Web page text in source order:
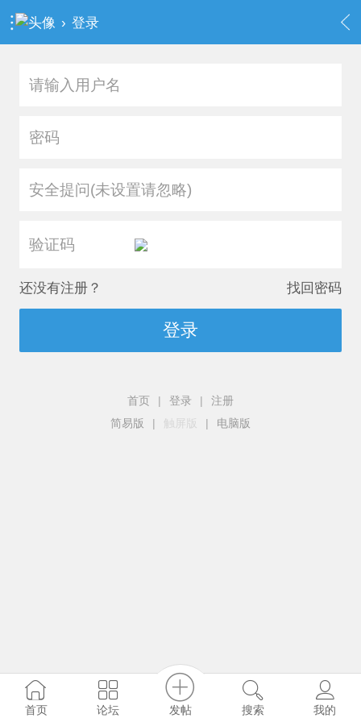
› 登录
安全提问(未设置请忽略)
还没有注册？ 找回密码
登录
首页 | 登录 |
注册
简易版
| 触屏版 | 电脑版
首页 论坛 发帖 搜索 我的